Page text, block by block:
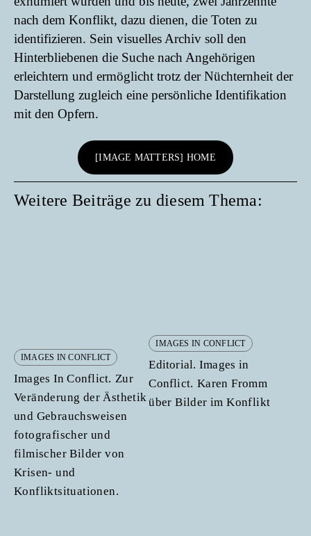
nach dem Konflikt, dazu dienen, die Toten zu
identifizieren. Sein visuelles Archiv soll den
Hinterbliebenen die Suche nach Angehörigen
erleichtern und ermöglicht trotz der Nüchternheit der
Darstellung zugleich eine persönliche Identifikation
mit den Opfern.
[IMAGE MATTERS] HOME
Weitere Beiträge zu diesem Thema:
IMAGES IN CONFLICT
Images In Conflict. Zur
Veränderung der Ästhetik
und Gebrauchsweisen
fotografischer und
filmischer Bilder von
Krisen- und
Konfliktsituationen.
IMAGES IN CONFLICT
Editorial. Images in
Conflict. Karen Fromm
über Bilder im Konflikt